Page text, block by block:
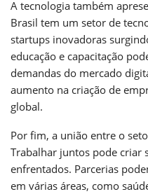
A tecnologia também
Brasil tem um setor de
startups inovadoras
educação e capacitação
demandas do mercado
aumento na criação de
global.
Por fim, a união entre o
Trabalhar juntos pode criar
enfrentados. Parcerias
em várias áreas, como